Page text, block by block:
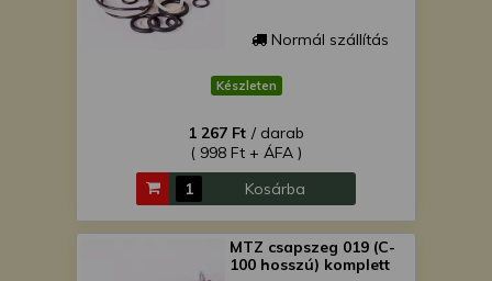
Normál szállítás
Készleten
1 267 Ft / darab
( 998 Ft + ÁFA )
Kosárba
MTZ csapszeg 019 (C-
100 hosszú) komplett